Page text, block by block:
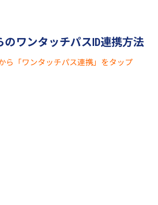
のワンタッチパスID連携方法
「ワンタッチパス連携」をタップ